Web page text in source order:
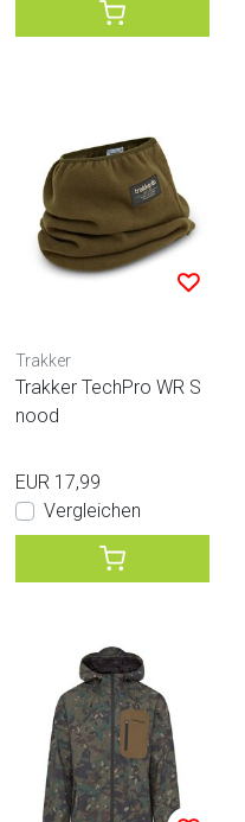
Trakker
Trakker TechPro WR S
nood
EUR 17,99
Vergleichen